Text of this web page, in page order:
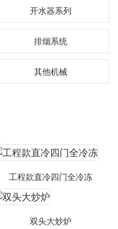
开水器系列
排烟系统
其他机械
工程款直冷四门全冷冻
双头大炒炉